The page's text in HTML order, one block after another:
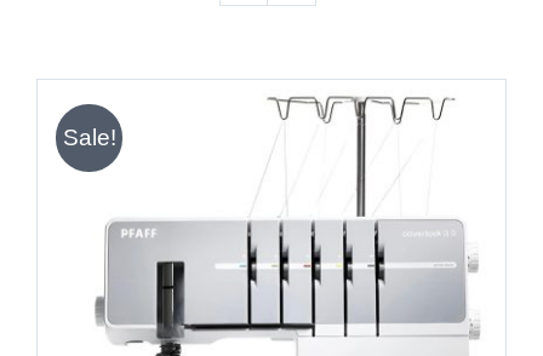
Sale!
IN DEN WARENKORB DETAILS